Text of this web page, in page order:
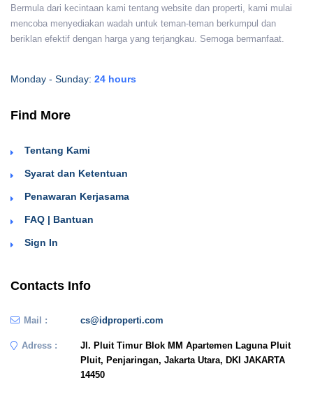
Bermula dari kecintaan kami tentang website dan properti, kami mulai
mencoba menyediakan wadah untuk teman-teman berkumpul dan
beriklan efektif dengan harga yang terjangkau. Semoga bermanfaat.
Monday - Sunday: 24 hours
Find More
Tentang Kami
Syarat dan Ketentuan
Penawaran Kerjasama
FAQ | Bantuan
Sign In
Contacts Info
Mail : cs@idproperti.com
Adress :
Jl. Pluit Timur Blok MM Apartemen Laguna Pluit
Pluit, Penjaringan, Jakarta Utara, DKI JAKARTA
14450